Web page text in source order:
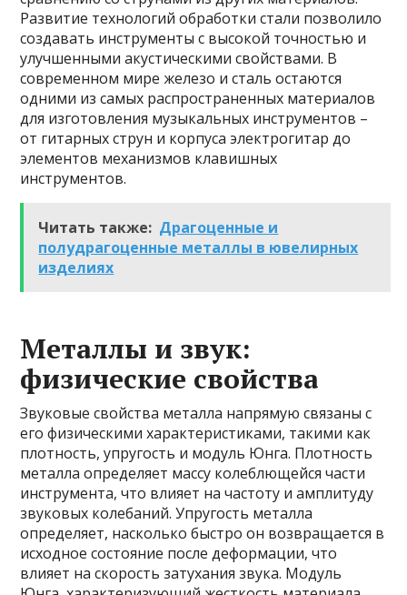
Развитие технологий обработки стали позволило
создавать инструменты с высокой точностью и
улучшенными акустическими свойствами. В
современном мире железо и сталь остаются
одними из самых распространенных материалов
для изготовления музыкальных инструментов –
от гитарных струн и корпуса электрогитар до
элементов механизмов клавишных
инструментов.
Читать также: Драгоценные и
полудрагоценные металлы в ювелирных
изделиях
Металлы и звук:
физические свойства
Звуковые свойства металла напрямую связаны с
его физическими характеристиками, такими как
плотность, упругость и модуль Юнга. Плотность
металла определяет массу колеблющейся части
инструмента, что влияет на частоту и амплитуду
звуковых колебаний. Упругость металла
определяет, насколько быстро он возвращается в
исходное состояние после деформации, что
влияет на скорость затухания звука. Модуль